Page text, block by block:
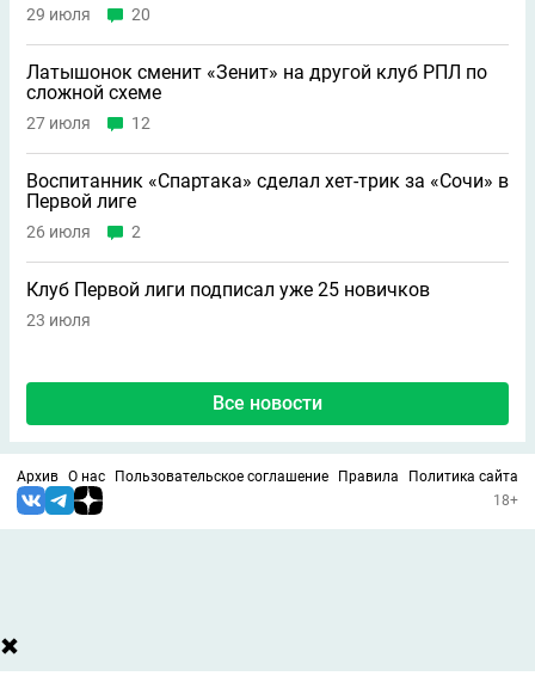
29 июля 20
Латышонок сменит «Зенит» на другой клуб РПЛ по
сложной схеме
27 июля 12
Воспитанник «Спартака» сделал хет-трик за «Сочи» в
Первой лиге
26 июля 2
Клуб Первой лиги подписал уже 25 новичков
23 июля
Все новости
Архив О нас Пользовательское соглашение Правила
Политика сайта
18+